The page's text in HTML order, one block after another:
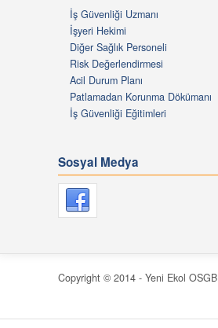
İş Güvenliği Uzmanı
İşyeri Hekimi
Diğer Sağlık Personeli
Risk Değerlendirmesi
Acil Durum Planı
Patlamadan Korunma Dökümanı
İş Güvenliği Eğitimleri
Sosyal Medya
Copyright © 2014 - Yeni Ekol OSGB